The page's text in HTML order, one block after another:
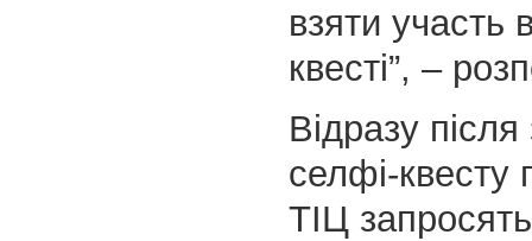
взяти участь
квесті”, –
Відразу
селфі-квесту
ТІЦ